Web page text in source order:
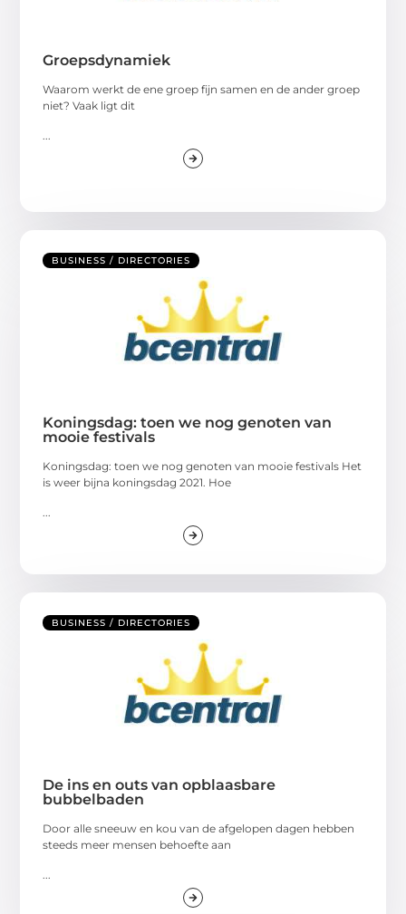
Groepsdynamiek
Waarom werkt de ene groep fijn samen en de ander groep
niet? Vaak ligt dit
BUSINESS / DIRECTORIES
Koningsdag: toen we nog genoten van
mooie festivals
Koningsdag: toen we nog genoten van mooie festivals Het
is weer bijna koningsdag 2021. Hoe
BUSINESS / DIRECTORIES
De ins en outs van opblaasbare
bubbelbaden
Door alle sneeuw en kou van de afgelopen dagen hebben
steeds meer mensen behoefte aan